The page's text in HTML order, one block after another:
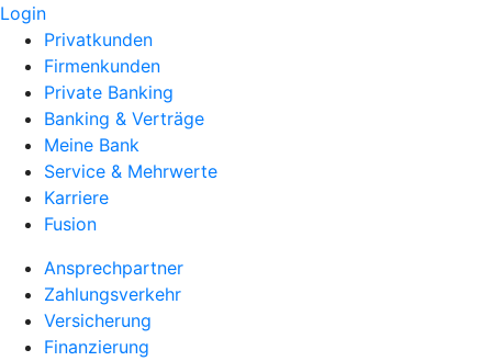
Login
Privatkunden
Firmenkunden
Private Banking
Banking & Verträge
Meine Bank
Service & Mehrwerte
Karriere
Fusion
Ansprechpartner
Zahlungsverkehr
Versicherung
Finanzierung